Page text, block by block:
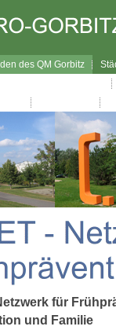
des QM Gorbitz
für
und Familie